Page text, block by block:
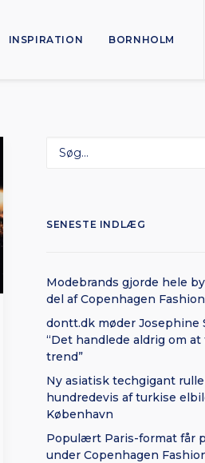
INSPIRATION BORNHOLM
SENESTE INDLÆG
Modebrands gjorde hele
del af Copenhagen
dontt.dk møder Josephine
“Det handlede aldrig om at
trend”
Ny asiatisk techgigant
hundredevis af turkise
København
Populært Paris-format får
under Copenhagen